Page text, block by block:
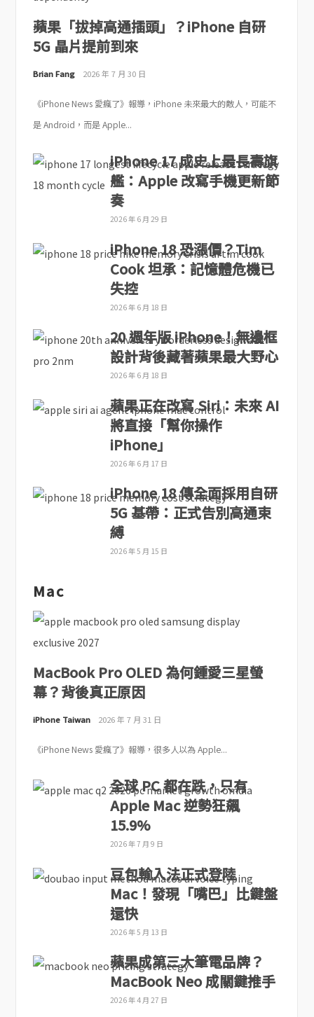
蘋果「拔掉高通插頭」？iPhone 自研
5G 晶片提前到來
Brian Fang 2026 年 7 月 30 日
《iPhone News 愛瘋了》報導，iPhone 未來最大的敵人，可能不
是 Android，而是 Apple...
iPhone 17 成史上最長壽旗
艦：Apple 改寫手機更新節
奏
2026 年 6 月 29 日
iPhone 18 恐漲價？Tim
Cook 坦承：記憶體危機已
失控
2026 年 6 月 18 日
20 週年版 iPhone！無邊框
設計背後藏著蘋果最大野心
2026 年 6 月 18 日
蘋果正在改寫 Siri：未來 AI
將直接「幫你操作
iPhone」
2026 年 6 月 17 日
iPhone 18 傳全面採用自研
5G 基帶：正式告別高通束
縛
2026 年 5 月 15 日
Mac
MacBook Pro OLED 為何鍾愛三星螢
幕？背後真正原因
iPhone Taiwan 2026 年 7 月 31 日
《iPhone News 愛瘋了》報導，很多人以為 Apple...
全球 PC 都在跌，只有
Apple Mac 逆勢狂飆
15.9%
2026 年 7 月 9 日
豆包輸入法正式登陸
Mac！發現「嘴巴」比鍵盤
還快
2026 年 5 月 13 日
蘋果成第三大筆電品牌？
MacBook Neo 成關鍵推手
2026 年 4 月 27 日